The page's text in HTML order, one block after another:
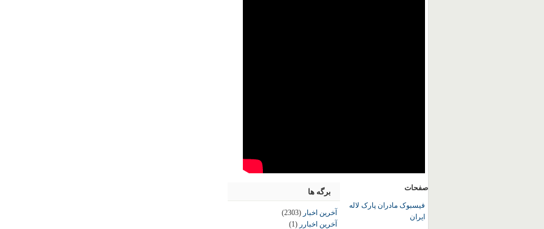
برگه ها
آخرین اخبار (2303)
آخرین اخبارر (1)
صفحات
فیسبوک مادران پارک لاله
ایران